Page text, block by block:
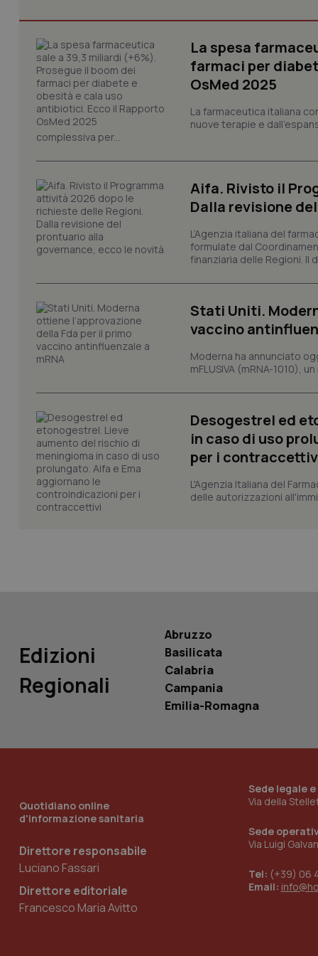
La spesa
farmaci per
OsMed 2025
La farmaceutica italiana
nuove terapie e
complessiva per...
Aifa. Rivisto il
Dalla revisione
L’Agenzia italiana del
formulate dal
finanziaria delle Regioni. Il
Stati Uniti.
vaccino
Moderna ha annunciato
mFLUSIVA (mRNA-1010),
Desogestrel ed
in caso di uso
per i
L'Agenzia Italiana del
delle autorizzazioni
Edizioni
Regionali
Abruzzo
Basilicata
Calabria
Campania
Emilia-Romagna
Quotidiano online
d'informazione sanitaria
Direttore responsabile
Luciano Fassari
Direttore editoriale
Francesco Maria Avitto
Sede legale
Via della
Sede
Via Luigi
Tel: (+39) 06
Email:
I cookie necessari
Nome
CookieScriptConsent
tracking-enable
tracking-sites-
session-id
_ga
PHPSESSID
YSC
ROLLOUT_TOKEN
ironfish-tracking-
named-enable